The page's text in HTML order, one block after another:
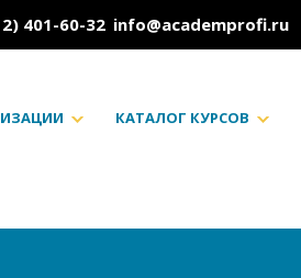
401-60-32 info@academprofi.ru
КАТАЛОГ КУРСОВ